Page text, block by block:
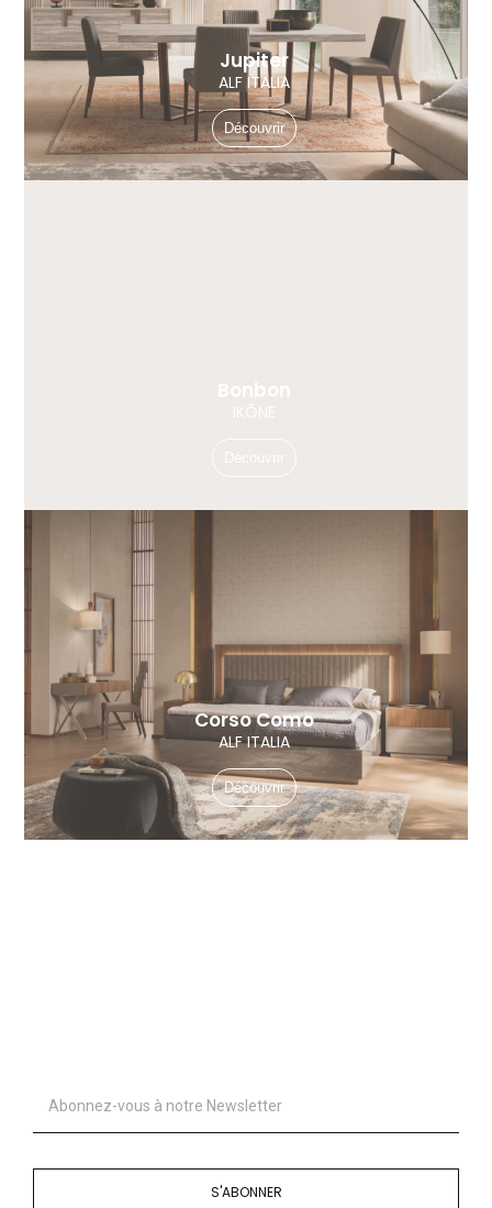
Jupiter
ALF ITALIA
Découvrir
Corso Como
ALF ITALIA
Découvrir
S'ABONNER